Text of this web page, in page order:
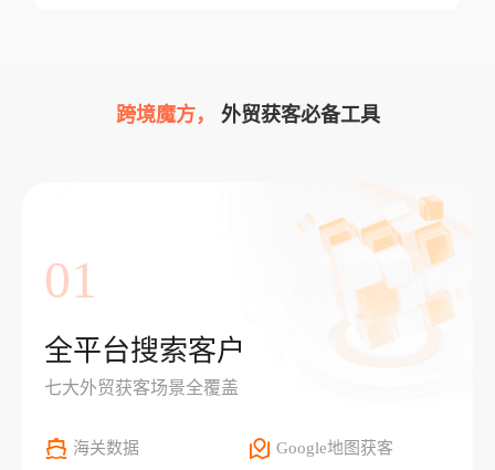
跨境魔方， 外贸获客必备工具
01
全平台搜索客户
七大外贸获客场景全覆盖
海关数据 Google地图获客